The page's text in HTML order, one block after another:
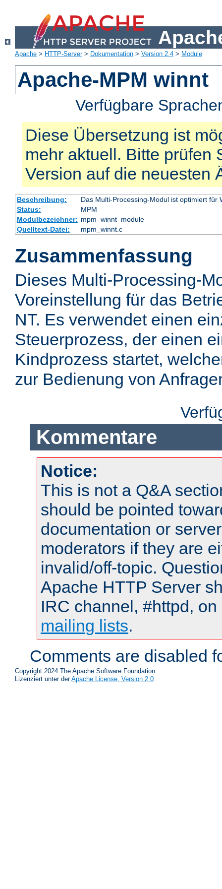
Apache > HTTP-Server> Dokumentation > Version 2.4 > Module
Apache-MPM winnt
Verfügbare
Diese Übersetzung ist
mehr aktuell. Bitte prüfen
Version auf die neuesten
Beschreibung:
Das Multi-Processing-Modul ist optimiert für
Status:
MPM
Modulbezeichner: mpm_winnt_module
Quelltext-Datei:
mpm_winnt.c
Zusammenfassung
Dieses Multi-Processing-
Voreinstellung für das
NT. Es verwendet einen
Steuerprozess, der einen
Kindprozess startet,
zur Bedienung von
Kommentare
Notice:
This is not a Q&A
should be pointed
documentation or
moderators if they are
invalid/off-topic.
Apache HTTP Server
IRC channel, #httpd,
mailing lists.
Comments are disabled
Copyright 2024 The Apache Software Foundation.
Lizenziert unter derApache License, Version 2.0.